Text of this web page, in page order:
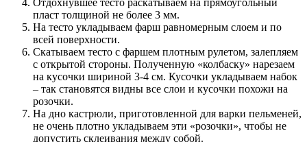
Отдохнувшее тесто раскатываем на прямоугольный
пласт толщиной не более 3 мм.
На тесто укладываем фарш равномерным слоем и по
всей поверхности.
Скатываем тесто с фаршем плотным рулетом, залепляем
с открытой стороны. Полученную «колбаску» нарезаем
на кусочки шириной 3-4 см. Кусочки укладываем набок
– так становятся видны все слои и кусочки похожи на
розочки.
На дно кастрюли, приготовленной для варки пельменей,
не очень плотно укладываем эти «розочки», чтобы не
допустить склеивания между собой.